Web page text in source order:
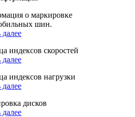
о маркировке
шин.
далее
индексов скоростей
далее
индексов нагрузки
далее
дисков
далее